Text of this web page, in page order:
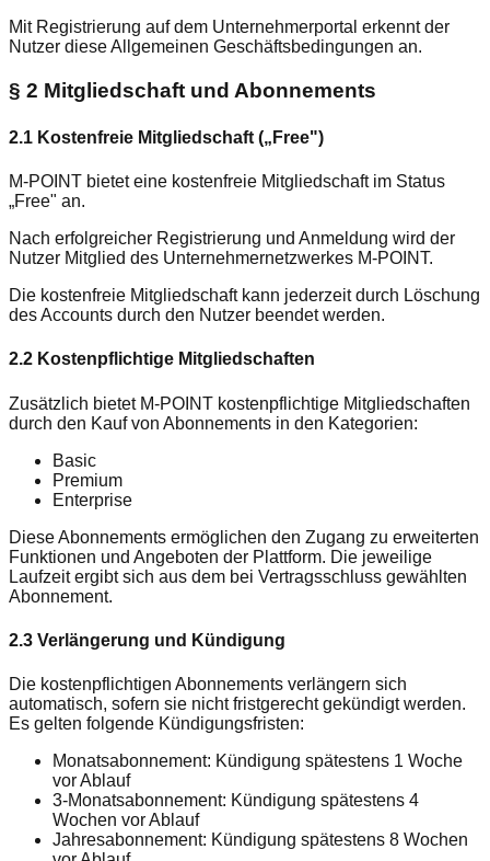
Mit Registrierung auf dem Unternehmerportal erkennt der
Nutzer diese Allgemeinen Geschäftsbedingungen an.
§ 2 Mitgliedschaft und Abonnements
2.1 Kostenfreie Mitgliedschaft („Free")
M-POINT bietet eine kostenfreie Mitgliedschaft im Status
„Free" an.
Nach erfolgreicher Registrierung und Anmeldung wird der
Nutzer Mitglied des Unternehmernetzwerkes M-POINT.
Die kostenfreie Mitgliedschaft kann jederzeit durch Löschung
des Accounts durch den Nutzer beendet werden.
2.2 Kostenpflichtige Mitgliedschaften
Zusätzlich bietet M-POINT kostenpflichtige Mitgliedschaften
durch den Kauf von Abonnements in den Kategorien:
Basic
Premium
Enterprise
Diese Abonnements ermöglichen den Zugang zu erweiterten
Funktionen und Angeboten der Plattform. Die jeweilige
Laufzeit ergibt sich aus dem bei Vertragsschluss gewählten
Abonnement.
2.3 Verlängerung und Kündigung
Die kostenpflichtigen Abonnements verlängern sich
automatisch, sofern sie nicht fristgerecht gekündigt werden.
Es gelten folgende Kündigungsfristen:
Monatsabonnement: Kündigung spätestens 1 Woche
vor Ablauf
3-Monatsabonnement: Kündigung spätestens 4
Wochen vor Ablauf
Jahresabonnement: Kündigung spätestens 8 Wochen